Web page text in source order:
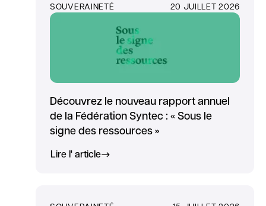
SOUVERAINETÉ 20 JUILLET 2026
Découvrez le nouveau rapport annuel
de la Fédération Syntec : « Sous le
signe des ressources »
Lire l' article